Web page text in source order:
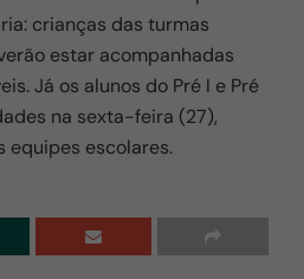
crianças das turmas
estar acompanhadas
Já os alunos do Pré I e Pré
na sexta-feira (27),
equipes escolares.